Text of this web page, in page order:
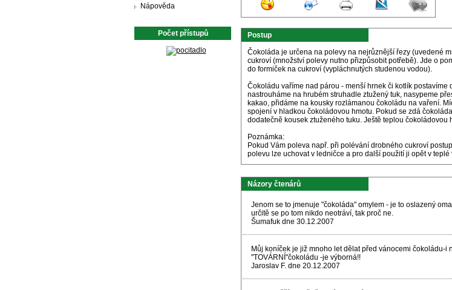
Nápověda
Počet přístupů
Postup
Čokoláda je určena na polevy na nejrůznější řezy (uvedené
cukroví (množství polevy nutno přizpůsobit potřebě). Jde o
do formiček na cukroví (vypláchnutých studenou vodou).
Čokoládu vaříme nad párou - menší hrnek či kotlík
nastrouháme na hrubém struhadle ztužený tuk, nasypeme
kakao, přidáme na kousky rozlámanou čokoládu na vaření.
spojení v hladkou čokoládovou hmotu. Pokud se zdá
dodatečně kousek ztuženého tuku. Ještě teplou čokoládovou
Poznámka:
Pokud Vám poleva např. při polévání drobného cukroví
polevu lze uchovat v ledničce a pro další použití ji opět v teplé
Názory čtenárů
Jenom se to jmenuje "čokoláda" omylem - je to oslazený
určitě se po tom nikdo neotráví, tak proč ne.
Šumafuk dne 30.12.2007
Můj koníček je již mnoho let dělat před vánocemi čokoládu-i
"TOVÁRNÍ"čokoládu -je výborná!!
Jaroslav F. dne 20.12.2007